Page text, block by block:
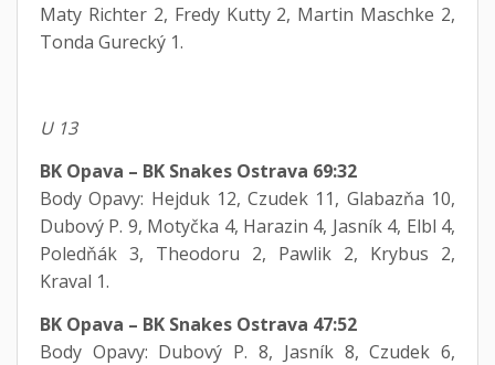
Maty Richter 2, Fredy Kutty 2, Martin Maschke 2,
Tonda Gurecký 1.
U 13
BK Opava – BK Snakes Ostrava 69:32
​Body Opavy: Hejduk 12, Czudek 11, Glabazňa 10,
Dubový P. 9, Motyčka 4, Harazin 4, Jasník 4, Elbl 4,
Poledňák 3, Theodoru 2, Pawlik 2, Krybus 2,
Kraval 1.
BK Opava – BK Snakes Ostrava 47:52
​Body Opavy: Dubový P. 8, Jasník 8, Czudek 6,